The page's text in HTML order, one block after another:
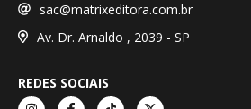
sac@matrixeditora.com.br
Av. Dr. Arnaldo , 2039 - SP
REDES SOCIAIS